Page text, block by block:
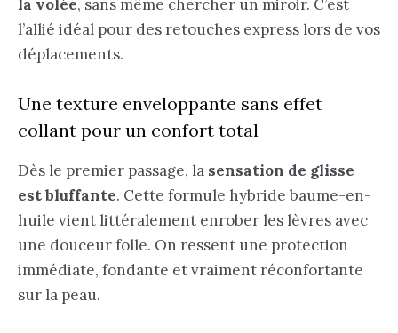
la volée, sans même chercher un miroir. C’est
l’allié idéal pour des retouches express lors de vos
déplacements.
Une texture enveloppante sans effet
collant pour un confort total
Dès le premier passage, la sensation de glisse
est bluffante. Cette formule hybride baume-en-
huile vient littéralement enrober les lèvres avec
une douceur folle. On ressent une protection
immédiate, fondante et vraiment réconfortante
sur la peau.